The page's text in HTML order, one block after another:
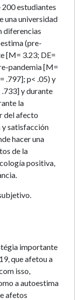
estudiantes
una universidad
diferencias
(pre-
[M= 3.23; DE=
pandemia [M=
.797]; p< .05) y
y durante
la
del afecto
y satisfacción
hacer una
de la
positiva,
importante
que afetou a
isso,
a autoestima
afetos